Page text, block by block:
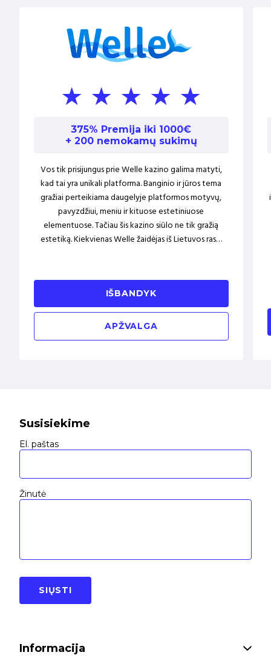
375% Premija iki 1000€
+ 200 nemokamų sukimų
Vos tik prisijungus prie Welle kazino galima matyti,
kad tai yra unikali platforma. Banginio ir jūros tema
gražiai perteikiama daugelyje platformos motyvų,
pavyzdžiui, meniu ir kituose estetiniuose
elementuose. Tačiau šis kazino siūlo ne tik gražią
estetiką. Kiekvienas Welle žaidėjas iš Lietuvos ras…
IŠBANDYK
APŽVALGA
Informacija
Susisiekime
El. paštas
Žinutė
SIŲSTI